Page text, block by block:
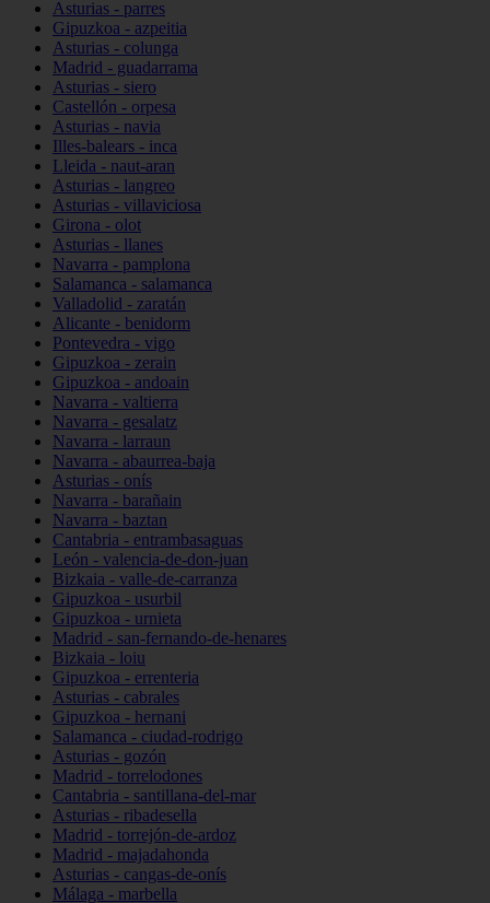
Asturias - parres
Gipuzkoa - azpeitia
Asturias - colunga
Madrid - guadarrama
Asturias - siero
Castellón - orpesa
Asturias - navia
Illes-balears - inca
Lleida - naut-aran
Asturias - langreo
Asturias - villaviciosa
Girona - olot
Asturias - llanes
Navarra - pamplona
Salamanca - salamanca
Valladolid - zaratán
Alicante - benidorm
Pontevedra - vigo
Gipuzkoa - zerain
Gipuzkoa - andoain
Navarra - valtierra
Navarra - gesalatz
Navarra - larraun
Navarra - abaurrea-baja
Asturias - onís
Navarra - barañain
Navarra - baztan
Cantabria - entrambasaguas
León - valencia-de-don-juan
Bizkaia - valle-de-carranza
Gipuzkoa - usurbil
Gipuzkoa - urnieta
Madrid - san-fernando-de-henares
Bizkaia - loiu
Gipuzkoa - errenteria
Asturias - cabrales
Gipuzkoa - hernani
Salamanca - ciudad-rodrigo
Asturias - gozón
Madrid - torrelodones
Cantabria - santillana-del-mar
Asturias - ribadesella
Madrid - torrejón-de-ardoz
Madrid - majadahonda
Asturias - cangas-de-onís
Málaga - marbella